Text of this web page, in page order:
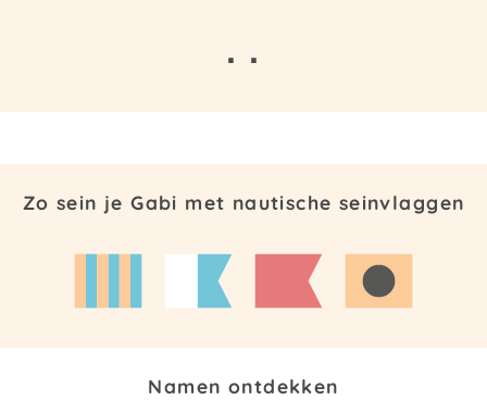
· ·
Zo sein je Gabi met nautische seinvlaggen
Namen ontdekken